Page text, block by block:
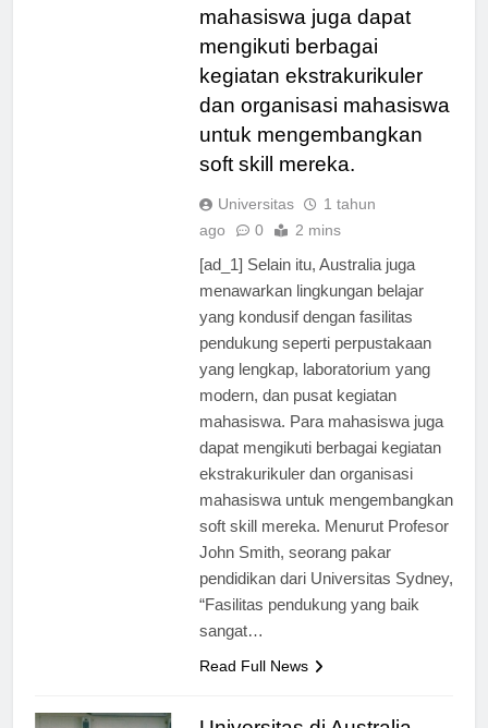
mahasiswa juga dapat
mengikuti berbagai
kegiatan ekstrakurikuler
dan organisasi mahasiswa
untuk mengembangkan
soft skill mereka.
Universitas
1 tahun
ago
0 2 mins
[ad_1] Selain itu, Australia juga
menawarkan lingkungan belajar
yang kondusif dengan fasilitas
pendukung seperti perpustakaan
yang lengkap, laboratorium yang
modern, dan pusat kegiatan
mahasiswa. Para mahasiswa juga
dapat mengikuti berbagai kegiatan
ekstrakurikuler dan organisasi
mahasiswa untuk mengembangkan
soft skill mereka. Menurut Profesor
John Smith, seorang pakar
pendidikan dari Universitas Sydney,
“Fasilitas pendukung yang baik
sangat…
Read Full News